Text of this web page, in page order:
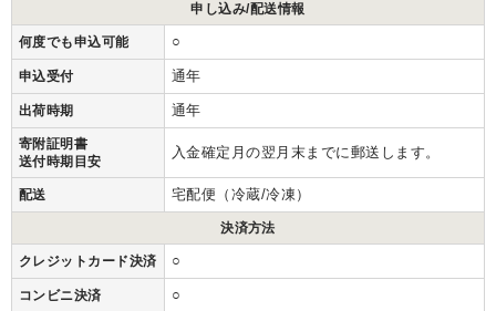
申し込み/配送情報
何度でも申込可能 ○
申込受付 通年
出荷時期 通年
寄附証明書
送付時期目安
入金確定月の翌月末までに郵送します。
配送 宅配便（冷蔵/冷凍）
決済方法
クレジットカード決済 ○
コンビニ決済 ○